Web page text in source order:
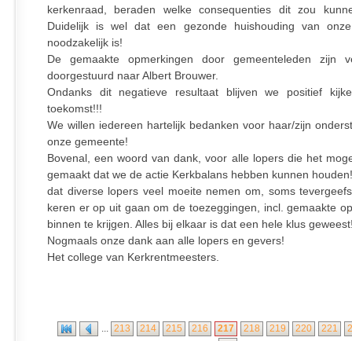
kerkenraad, beraden welke consequenties dit zou
Duidelijk is wel dat een gezonde huishouding van
noodzakelijk is!
De gemaakte opmerkingen door gemeenteleden zijn
doorgestuurd naar Albert Brouwer.
Ondanks dit negatieve resultaat blijven we positief
toekomst!!!
We willen iedereen hartelijk bedanken voor haar/zijn
onze gemeente!
Bovenal, een woord van dank, voor alle lopers die het
gemaakt dat we de actie Kerkbalans hebben kunnen
dat diverse lopers veel moeite nemen om, soms
keren er op uit gaan om de toezeggingen, incl. gemaakte
binnen te krijgen. Alles bij elkaar is dat een hele klus
Nogmaals onze dank aan alle lopers en gevers!
Het college van Kerkrentmeesters.
... 213 214 215 216 217 218 219 220 221